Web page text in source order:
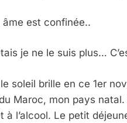
âme est confinée..
je ne le suis plus…
soleil brille en ce 1er
Maroc, mon pays
à l’alcool. Le petit